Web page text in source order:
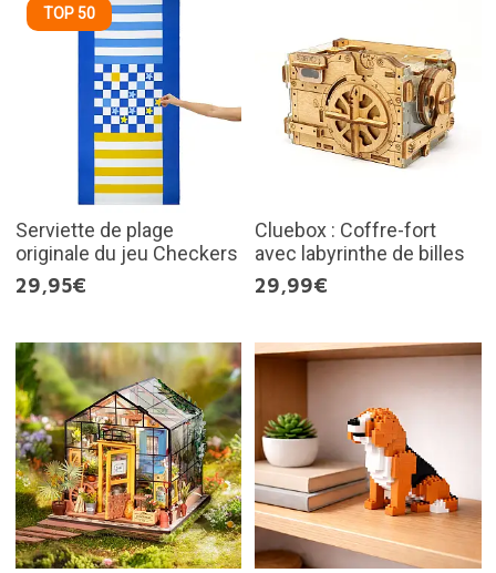
TOP 50
Serviette de plage
originale du jeu Checkers
29,95€
Cluebox : Coffre-fort
avec labyrinthe de billes
29,99€